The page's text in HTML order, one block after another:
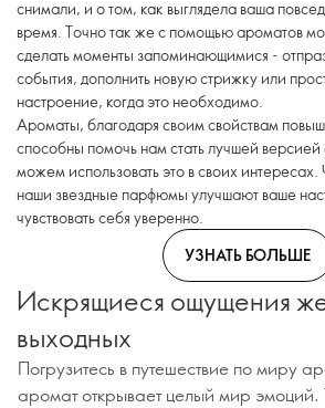
снимали, и о том, как выглядела ваша
время. Точно так же с помощью ароматов
сделать моменты запоминающимися -
события, дополнить новую стрижку или
настроение, когда это необходимо.
Ароматы, благодаря своим свойствам
способны помочь нам стать лучшей
можем использовать это в своих интересах.
наши звездные парфюмы улучшают ваше
чувствовать себя уверенно.
УЗНАТЬ БОЛЬШЕ
Искрящиеся ощущения
выходных
Погрузитесь в путешествие по миру
аромат открывает целый мир эмоций.